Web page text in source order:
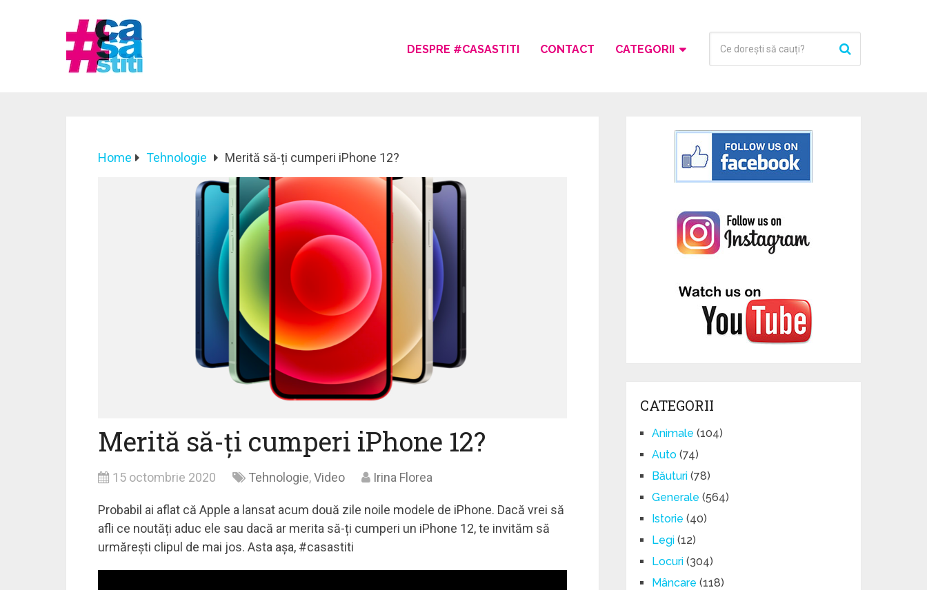
DESPRE #CASASTITI CONTACT CATEGORII
Home Tehnologie Merită să-ți cumperi iPhone 12?
Merită să-ți cumperi iPhone 12?
15 octombrie 2020 Tehnologie,Video Irina Florea
Probabil ai aflat că Apple a lansat acum două zile noile modele de iPhone. Dacă vrei să
afli ce noutăți aduc ele sau dacă ar merita să-ți cumperi un iPhone 12, te invităm să
urmărești clipul de mai jos. Asta așa, #casastiti
CATEGORII
Animale (104)
Auto (74)
Băuturi (78)
Generale (564)
Istorie (40)
Legi (12)
Locuri (304)
Mâncare (118)